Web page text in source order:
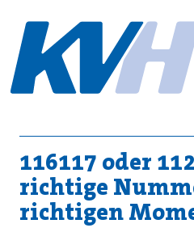
116117 oder
richtige
richtigen